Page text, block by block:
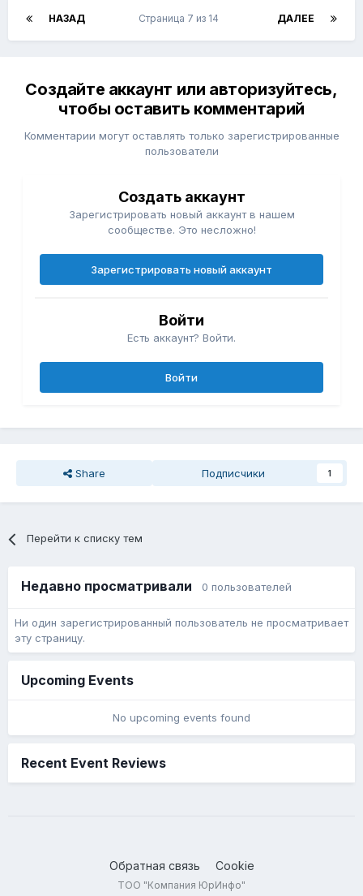
НАЗАД ДАЛЕЕ
Страница 7 из 14
Создайте аккаунт или авторизуйтесь,
чтобы оставить комментарий
Комментарии могут оставлять только зарегистрированные
пользователи
Создать аккаунт
Зарегистрировать новый аккаунт в нашем
сообществе. Это несложно!
Зарегистрировать новый аккаунт
Войти
Есть аккаунт? Войти.
Войти
Share Подписчики 1
Перейти к списку тем
Недавно просматривали 0 пользователей
Ни один зарегистрированный пользователь не просматривает
эту страницу.
Upcoming Events
No upcoming events found
Recent Event Reviews
Обратная связь Cookie
ТОО "Компания ЮрИнфо"